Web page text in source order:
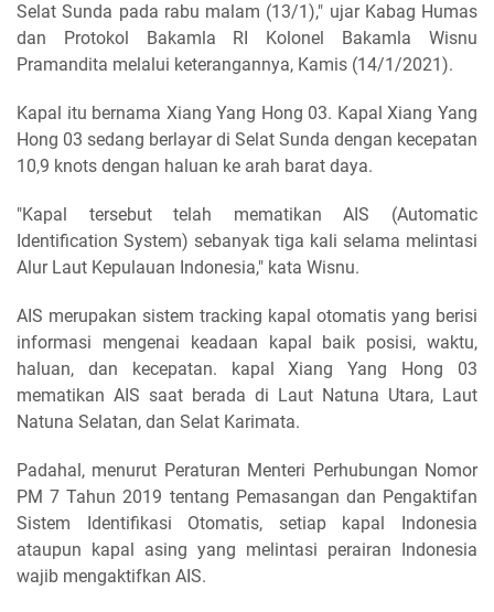
Selat Sunda pada rabu malam (13/1)," ujar Kabag Humas
dan Protokol Bakamla RI Kolonel Bakamla Wisnu
Pramandita melalui keterangannya, Kamis (14/1/2021).
Kapal itu bernama Xiang Yang Hong 03. Kapal Xiang Yang
Hong 03 sedang berlayar di Selat Sunda dengan kecepatan
10,9 knots dengan haluan ke arah barat daya.
"Kapal tersebut telah mematikan AIS (Automatic
Identification System) sebanyak tiga kali selama melintasi
Alur Laut Kepulauan Indonesia," kata Wisnu.
AIS merupakan sistem tracking kapal otomatis yang berisi
informasi mengenai keadaan kapal baik posisi, waktu,
haluan, dan kecepatan. kapal Xiang Yang Hong 03
mematikan AIS saat berada di Laut Natuna Utara, Laut
Natuna Selatan, dan Selat Karimata.
Padahal, menurut Peraturan Menteri Perhubungan Nomor
PM 7 Tahun 2019 tentang Pemasangan dan Pengaktifan
Sistem Identifikasi Otomatis, setiap kapal Indonesia
ataupun kapal asing yang melintasi perairan Indonesia
wajib mengaktifkan AIS.